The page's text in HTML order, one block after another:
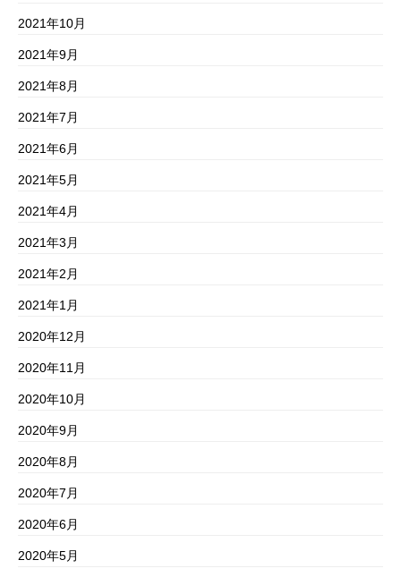
2021年10月
2021年9月
2021年8月
2021年7月
2021年6月
2021年5月
2021年4月
2021年3月
2021年2月
2021年1月
2020年12月
2020年11月
2020年10月
2020年9月
2020年8月
2020年7月
2020年6月
2020年5月